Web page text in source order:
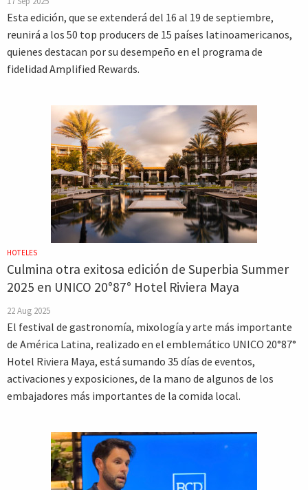
Esta edición, que se extenderá del 16 al 19 de septiembre,
reunirá a los 50 top producers de 15 países latinoamericanos,
quienes destacan por su desempeño en el programa de
fidelidad Amplified Rewards.
HOTELES
Culmina otra exitosa edición de Superbia Summer
2025 en UNICO 20°87° Hotel Riviera Maya
22 Aug 2025
El festival de gastronomía, mixología y arte más importante
de América Latina, realizado en el emblemático UNICO 20°87°
Hotel Riviera Maya, está sumando 35 días de eventos,
activaciones y exposiciones, de la mano de algunos de los
embajadores más importantes de la comida local.